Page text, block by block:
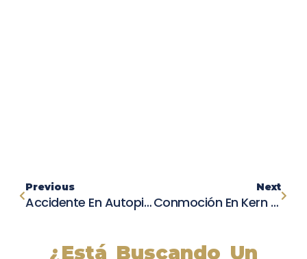
Previous
Accidente En Autopista 99: Neumático Desprendido Causa Choque Múltiple En Visalia
Next
Conmoción En Kern County: Hombre De 42 Años Muere En Trágico Accidente De Carretera
¿Está Buscando Un